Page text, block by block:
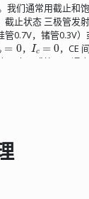
我们通常用截止和
截止状态 三极管发
管0.7V，锗管0.3V）
=0 ， Ic =0
，CE
压大于或等于导通电
反偏。 NPN：
手册上一般列出在某
。一般 NPN 型小功
Uce
三极管的输入输